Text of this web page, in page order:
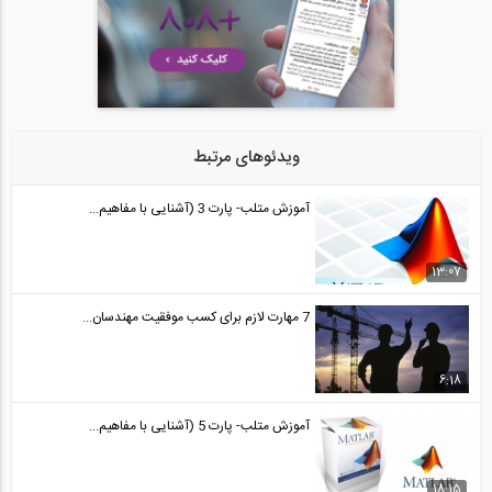
فیلم معرفی خدمات وبسایت Saze808.com،...
02:16
نظرات شرکت‌ کنندگان دوره طراحی عملکردی...
27
03:45
برای فصل سرما آماده اید؟ (فیلم معرفی...
فیلم معرفی جشنواره تخفیف های شگفت انگیز...
ویدئوهای مرتبط
13:07
آموزش متلب- پارت 3 (آشنایی با مفاهیم...
6:18
7 مهارت لازم برای کسب موفقیت مهندسان...
آموزش متلب- پارت 5 (آشنایی با مفاهیم...